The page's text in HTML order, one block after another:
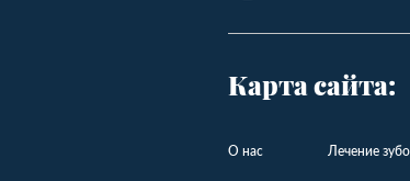
Карта сайта:
О нас Лечение